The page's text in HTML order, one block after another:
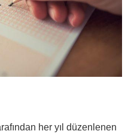
her yıl düzenlenen